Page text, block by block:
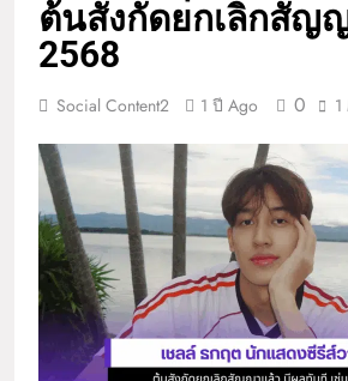
ต้นสังกัดยกเลิกสัญ
2568
Social Content2 1 ปี Ago 0 1